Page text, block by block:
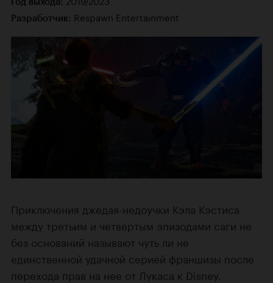
Разработчик: Respawn Entertainment
Приключения джедая-недоучки Кэла Кэстиса
между третьим и четвертым эпизодами саги не
без оснований называют чуть ли не
единственной удачной серией франшизы после
перехода прав на нее от Лукаса к Disney.